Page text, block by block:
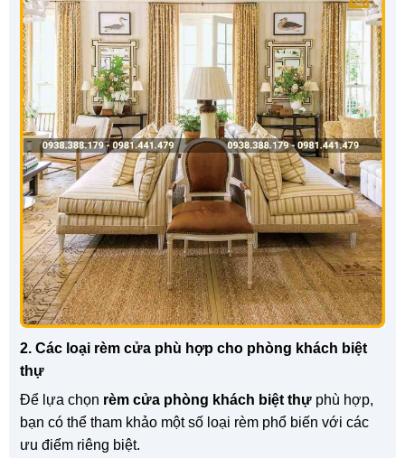
2. Các loại rèm cửa phù hợp cho phòng khách biệt
thự
Để lựa chọn rèm cửa phòng khách biệt thự phù hợp,
bạn có thể tham khảo một số loại rèm phổ biến với các
ưu điểm riêng biệt.